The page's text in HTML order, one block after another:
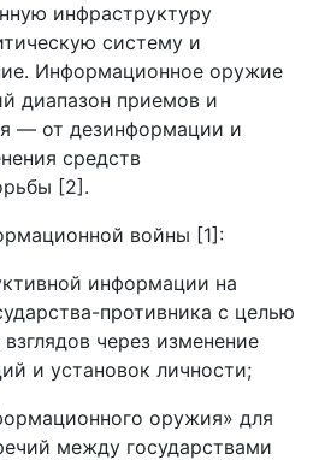
инфраструктуру
систему и
Информационное оружие
диапазон приемов и
— от дезинформации и
средств
[2].
войны [1]:
информации на
противника с целью
через изменение
и установок личности;
оружия» для
между государствами